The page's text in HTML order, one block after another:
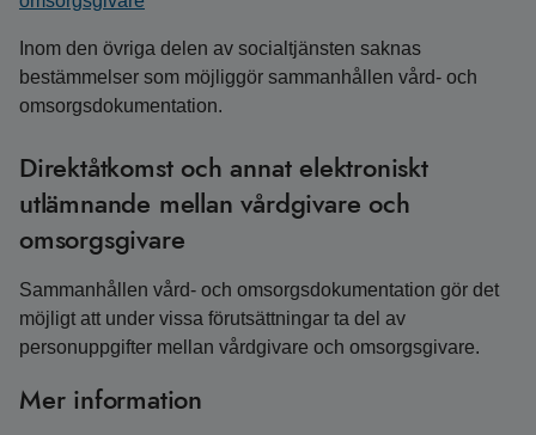
Inom den övriga delen av socialtjänsten saknas
bestämmelser som möjliggör sammanhållen vård- och
omsorgsdokumentation.
Direktåtkomst och annat elektroniskt
utlämnande mellan vårdgivare och
omsorgsgivare
Sammanhållen vård- och omsorgsdokumentation gör det
möjligt att under vissa förutsättningar ta del av
personuppgifter mellan vårdgivare och omsorgsgivare.
Mer information